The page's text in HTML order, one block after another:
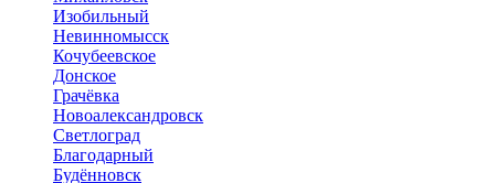
Изобильный
Невинномысск
Кочубеевское
Донское
Грачёвка
Новоалександровск
Светлоград
Благодарный
Будённовск